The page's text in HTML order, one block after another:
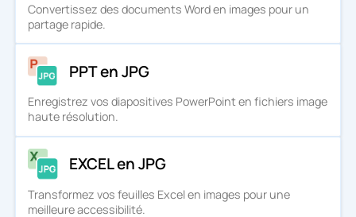
Convertissez des documents Word en images pour un
partage rapide.
PPT en JPG
Enregistrez vos diapositives PowerPoint en fichiers image
haute résolution.
EXCEL en JPG
Transformez vos feuilles Excel en images pour une
meilleure accessibilité.